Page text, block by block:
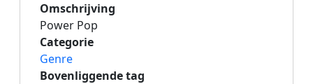
Omschrijving
Power Pop
Categorie
Genre
Bovenliggende tag